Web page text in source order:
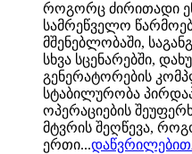
როგორც ძირითადი
სამრეწველო
მშენებლობაში,
სხვა სცენარებში,
გენერატორების
სტაბილურობა
ოპერაციების
მტვრის შეღწევა,
ერთი...დაწვრილებით